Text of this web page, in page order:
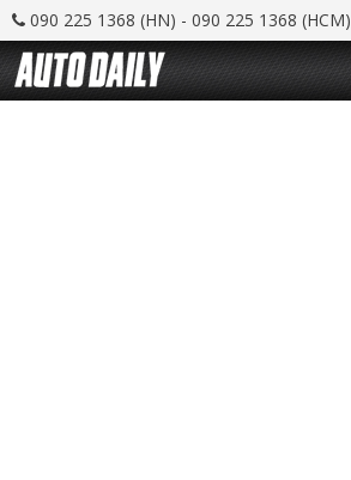
090 225 1368 (HN) - 090 225 1368 (HCM)